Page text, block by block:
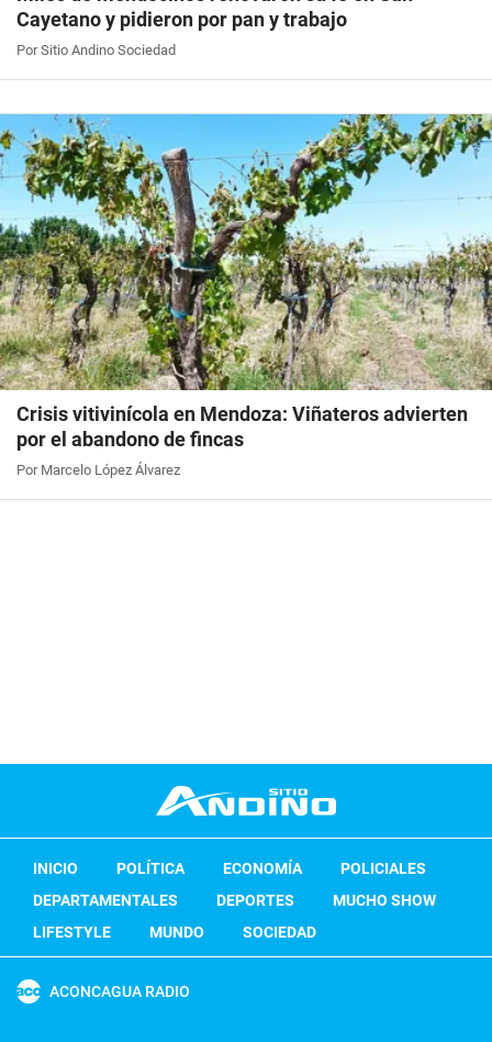
Cayetano y pidieron por pan y trabajo
Por Sitio Andino Sociedad
Crisis vitivinícola en Mendoza: Viñateros advierten
por el abandono de fincas
Por Marcelo López Álvarez
INICIO POLÍTICA ECONOMÍA
POLICIALES
DEPARTAMENTALES
DEPORTES
MUCHO SHOW
LIFESTYLE
MUNDO SOCIEDAD
ACONCAGUA RADIO